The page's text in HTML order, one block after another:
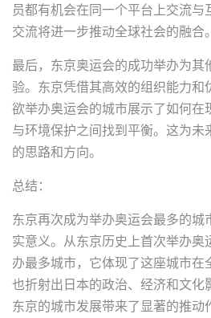
员都有机会在同一个平台上交流与
交流将进一步推动全球社会的融合。
最后，东京奥运会的成功举办为其
验。东京凭借其高效的组织能力和
欲举办奥运会的城市展示了如何在
与环境保护之间找到平衡。这为未
的思路和方向。
总结：
东京再次成为举办奥运会最多的城
实意义。从东京历史上首次举办奥
办最多城市，它体现了这座城市在
也折射出日本的政治、经济和文化
东京的城市发展带来了显著的推动